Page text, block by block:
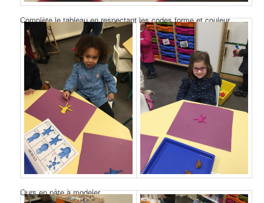
Complète le tableau en respectant les codes forme et couleur.
Ours en pâte à modeler